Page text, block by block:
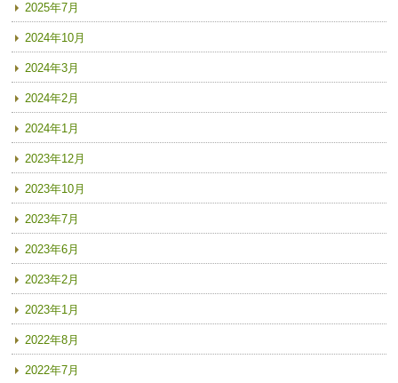
2025年7月
2024年10月
2024年3月
2024年2月
2024年1月
2023年12月
2023年10月
2023年7月
2023年6月
2023年2月
2023年1月
2022年8月
2022年7月